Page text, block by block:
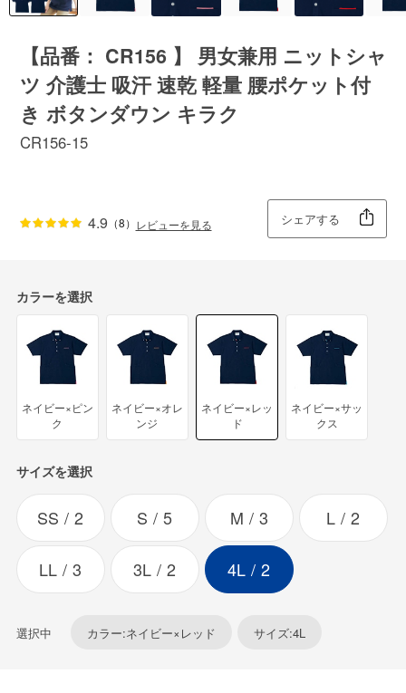
【品番： CR156 】 男女兼用 ニットシャ
ツ 介護士 吸汗 速乾 軽量 腰ポケット付
き ボタンダウン キラク
CR156-15
4.9 （8） レビューを見る シェアする
カラーを選択
ネイビー×ピン
ク
ネイビー×オレ
ンジ
ネイビー×レッ
ド
ネイビー×サッ
クス
サイズを選択
SS 2 S 5 M 3 L 2
LL 3 3L 2 4L 2
選択中 カラー:ネイビー×レッド サイズ:4L